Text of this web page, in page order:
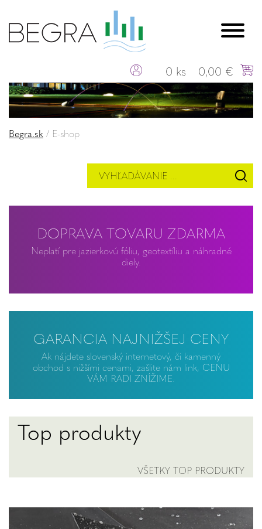
0 ks 0,00 €
Begra.sk / E-shop
DOPRAVA TOVARU ZDARMA
Neplatí pre jazierkovú fóliu, geotextíliu a náhradné
diely.
GARANCIA NAJNIŽŠEJ CENY
Ak nájdete slovenský internetový, či kamenný
obchod s nižšími cenami, zašlite nám link, CENU
VÁM RADI ZNÍŽIME.
Top produkty
VŠETKY TOP PRODUKTY